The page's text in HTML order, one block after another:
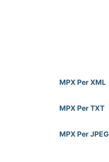
MPX Per XML
MPX Per TXT
MPX Per JPEG